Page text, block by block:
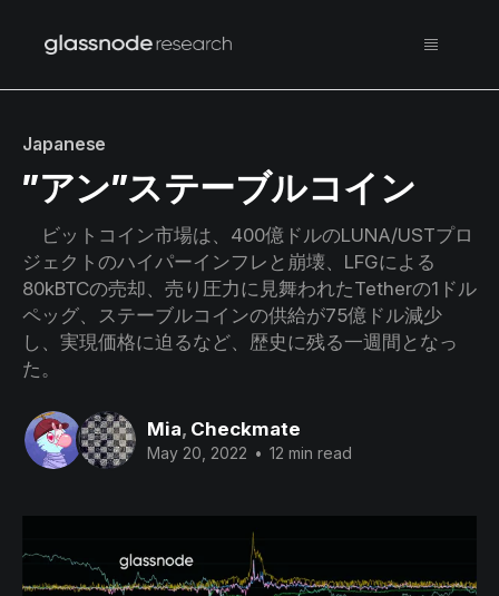
Japanese
”アン”ステーブルコイン
ビットコイン市場は、400億ドルのLUNA/USTプロ
ジェクトのハイパーインフレと崩壊、LFGによる
80kBTCの売却、売り圧力に見舞われたTetherの1ドル
ペッグ、ステーブルコインの供給が75億ドル減少
し、実現価格に迫るなど、歴史に残る一週間となっ
た。
Mia, Checkmate
May 20, 2022 • 12 min read